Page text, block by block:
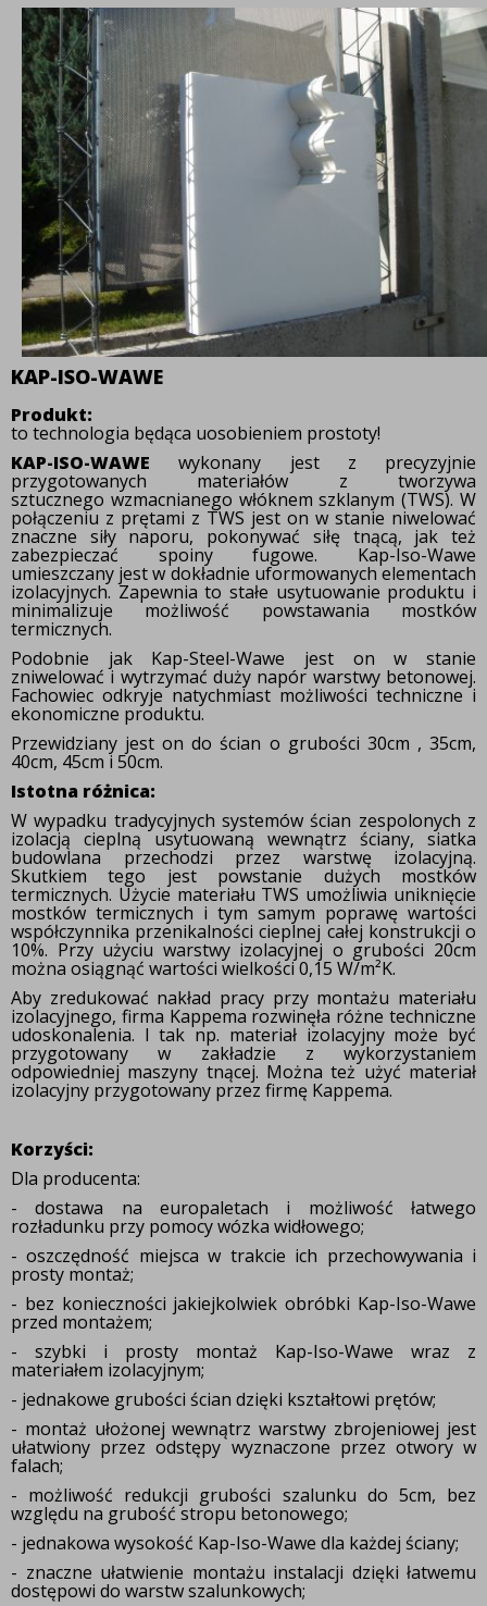
KAP-ISO-WAWE
Produkt:
to technologia będąca uosobieniem prostoty!
KAP-ISO-WAWEwykonany jest z precyzyjnie
przygotowanych materiałów z tworzywa
sztucznego wzmacnianego włóknem szklanym (TWS). W
połączeniu z prętami z TWS jest on w stanie niwelować
znaczne siły naporu, pokonywać siłę tnącą, jak też
zabezpieczać spoiny fugowe. Kap-Iso-Wawe
umieszczany jest w dokładnie uformowanych elementach
izolacyjnych. Zapewnia to stałe usytuowanie produktu i
minimalizuje możliwość powstawania mostków
termicznych.
Podobnie jak Kap-Steel-Wawe jest on w stanie
zniwelować i wytrzymać duży napór warstwy betonowej.
Fachowiec odkryje natychmiast możliwości techniczne i
ekonomiczne produktu.
Przewidziany jest on do ścian o grubości 30cm , 35cm,
40cm, 45cm i 50cm.
Istotna różnica:
W wypadku tradycyjnych systemów ścian zespolonych z
izolacją cieplną usytuowaną wewnątrz ściany, siatka
budowlana przechodzi przez warstwę izolacyjną.
Skutkiem tego jest powstanie dużych mostków
termicznych. Użycie materiału TWS umożliwia uniknięcie
mostków termicznych i tym samym poprawę wartości
współczynnika przenikalności cieplnej całej konstrukcji o
10%. Przy użyciu warstwy izolacyjnej o grubości 20cm
można osiągnąć wartości wielkości 0,15 W/m²K.
Aby zredukować nakład pracy przy montażu materiału
izolacyjnego, firma Kappema rozwinęła różne techniczne
udoskonalenia. I tak np. materiał izolacyjny może być
przygotowany w zakładzie z wykorzystaniem
odpowiedniej maszyny tnącej. Można też użyć materiał
izolacyjny przygotowany przez firmę Kappema.
Korzyści:
Dla producenta:
- dostawa na europaletach i możliwość łatwego
rozładunku przy pomocy wózka widłowego;
- oszczędność miejsca w trakcie ich przechowywania i
prosty montaż;
- bez konieczności jakiejkolwiek obróbki Kap-Iso-Wawe
przed montażem;
- szybki i prosty montaż Kap-Iso-Wawe wraz z
materiałem izolacyjnym;
- jednakowe grubości ścian dzięki kształtowi prętów;
- montaż ułożonej wewnątrz warstwy zbrojeniowej jest
ułatwiony przez odstępy wyznaczone przez otwory w
falach;
- możliwość redukcji grubości szalunku do 5cm, bez
względu na grubość stropu betonowego;
- jednakowa wysokość Kap-Iso-Wawe dla każdej ściany;
- znaczne ułatwienie montażu instalacji dzięki łatwemu
dostępowi do warstw szalunkowych;